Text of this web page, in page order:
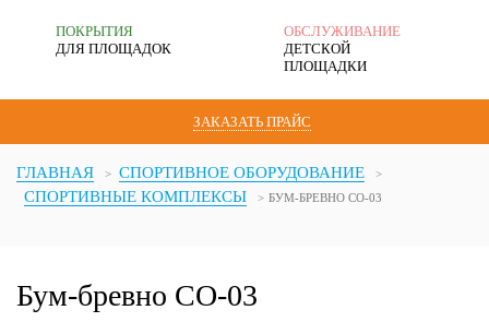
ПОКРЫТИЯ
ДЛЯ ПЛОЩАДОК
ОБСЛУЖИВАНИЕ
ДЕТСКОЙ
ПЛОЩАДКИ
ЗАКАЗАТЬ ПРАЙС
ГЛАВНАЯ
СПОРТИВНОЕ ОБОРУДОВАНИЕ
СПОРТИВНЫЕ КОМПЛЕКСЫ
БУМ-БРЕВНО СО-03
Бум-бревно СО-03